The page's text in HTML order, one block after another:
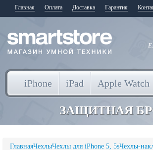
Главная Оплата Доставка Гарантия
iPhone iPad Apple Watch
ЗАЩИТНАЯ
ГлавнаяЧехлыЧехлы для iPhone 5, 5sЧехлы-